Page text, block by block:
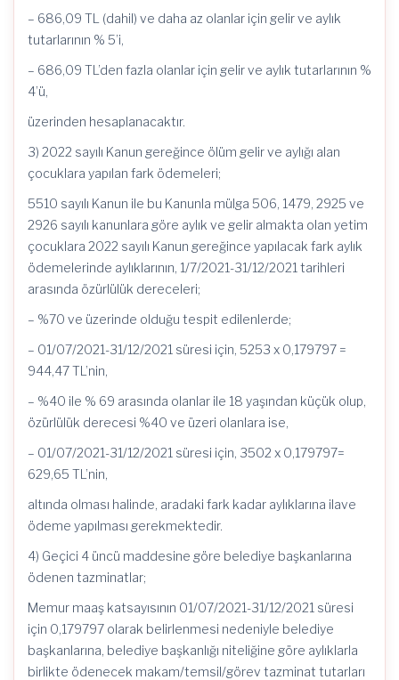
– 686,09 TL (dahil) ve daha az olanlar için gelir ve aylık
tutarlarının % 5’i,
– 686,09 TL’den fazla olanlar için gelir ve aylık tutarlarının %
4’ü,
üzerinden hesaplanacaktır.
3) 2022 sayılı Kanun gereğince ölüm gelir ve aylığı alan
çocuklara yapılan fark ödemeleri;
5510 sayılı Kanun ile bu Kanunla mülga 506, 1479, 2925 ve
2926 sayılı kanunlara göre aylık ve gelir almakta olan yetim
çocuklara 2022 sayılı Kanun gereğince yapılacak fark aylık
ödemelerinde aylıklarının, 1/7/2021-31/12/2021 tarihleri
arasında özürlülük dereceleri;
– %70 ve üzerinde olduğu tespit edilenlerde;
– 01/07/2021-31/12/2021 süresi için, 5253 x 0,179797 =
944,47 TL’nin,
– %40 ile % 69 arasında olanlar ile 18 yaşından küçük olup,
özürlülük derecesi %40 ve üzeri olanlara ise,
– 01/07/2021-31/12/2021 süresi için, 3502 x 0,179797=
629,65 TL’nin,
altında olması halinde, aradaki fark kadar aylıklarına ilave
ödeme yapılması gerekmektedir.
4) Geçici 4 üncü maddesine göre belediye başkanlarına
ödenen tazminatlar;
Memur maaş katsayısının 01/07/2021-31/12/2021 süresi
için 0,179797 olarak belirlenmesi nedeniyle belediye
başkanlarına, belediye başkanlığı niteliğine göre aylıklarla
birlikte ödenecek makam/temsil/görev tazminat tutarları